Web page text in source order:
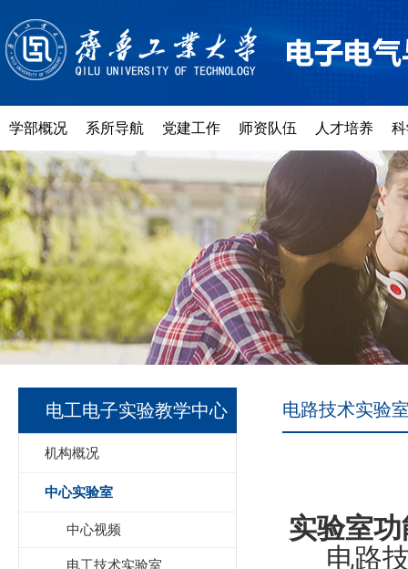
学部概况 系所导航 党建工作 师资队伍 人才培养
电工电子实验教学中心
机构概况
中心实验室
中心视频
电工技术实验室
电路技术实验
实验室功
电路